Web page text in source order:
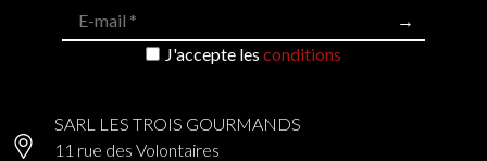
J'accepte les conditions
SARL LES TROIS GOURMANDS
11 rue des Volontaires